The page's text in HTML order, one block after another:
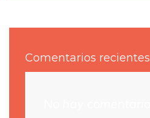
Comentarios recientes